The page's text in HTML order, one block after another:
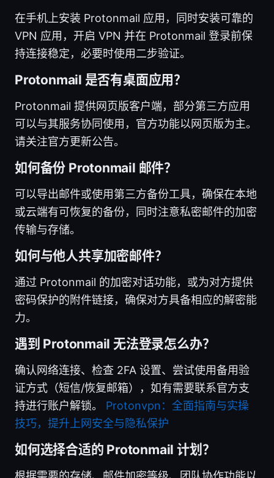
在手机上安装 Protonmail 应用，同时安装可靠的
VPN 应用，开启 VPN 并在 Protonmail 登录前保
持连接稳定，必要时使用二步验证。
Protonmail 是否有桌面应用？
Protonmail 提供网页版客户端，部分第三方应用
可以与其服务协同使用，官方功能以网页版为主。
请关注官方更新公告。
如何备份 Protonmail 邮件？
可以导出邮件或使用第三方备份工具，确保在本地
或云端有可恢复的备份，同时注意私密邮件的加密
传输与存储。
如何与他人共享加密邮件？
通过 Protonmail 的加密对话功能，或为对方提供
密码保护的附件链接，确保对方具备相应的解密能
力。
遇到 Protonmail 无法登录怎么办？
确认网络连接、检查 2FA 设置、尝试使用备用验
证方式（短信/恢复邮箱），如有需要联系官方支
持进行账户解锁。 Protonvpn：全面指南与实操
技巧，提升上网安全与隐私保护
如何选择合适的 Protonmail 计划？